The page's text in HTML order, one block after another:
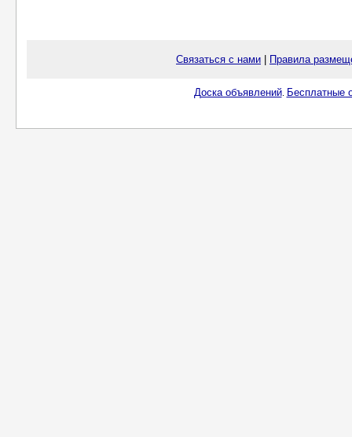
Связаться с нами Правила
Доска объявлений. Бесплатные